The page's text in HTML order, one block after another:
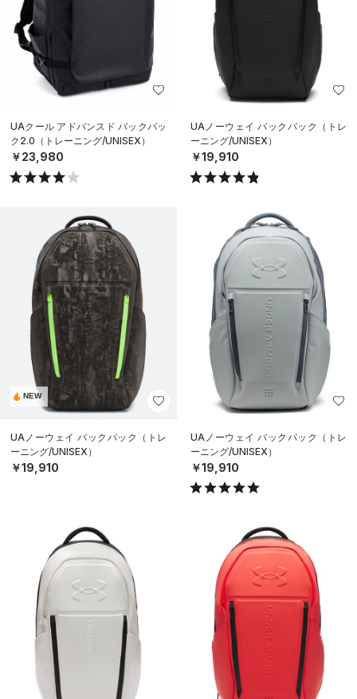
UAクール アドバンスド バックパッ
ク2.0（トレーニング/UNISEX）
￥23,980
UAノーウェイ バックパック（トレ
ーニング/UNISEX）
￥19,910
NEW
UAノーウェイ バックパック（トレ
ーニング/UNISEX）
￥19,910
UAノーウェイ バックパック（トレ
ーニング/UNISEX）
￥19,910